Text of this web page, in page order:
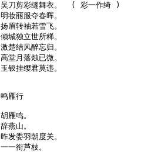
吴刀剪彩缝舞衣。  ( 彩一作绮 )
明妆丽服夺春晖。
扬眉转袖若雪飞。
倾城独立世所稀。
激楚结风醉忘归。
高堂月落烛已微。
玉钗挂缨君莫违。
鸣雁行
胡雁鸣。
辞燕山。
昨发委羽朝度关。
一一衔芦枝。